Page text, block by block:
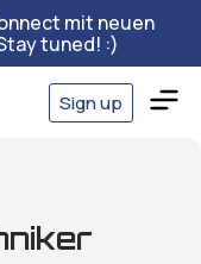
mit neuen
tuned! :)
Sign up